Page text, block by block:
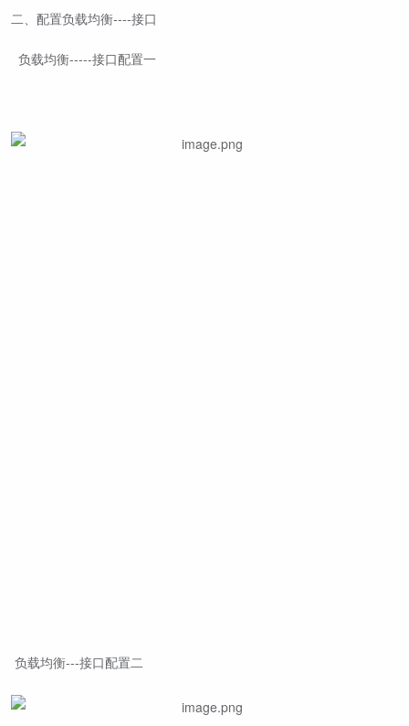
二、配置负载均衡----接口
负载均衡-----接口配置一
负载均衡---接口配置二